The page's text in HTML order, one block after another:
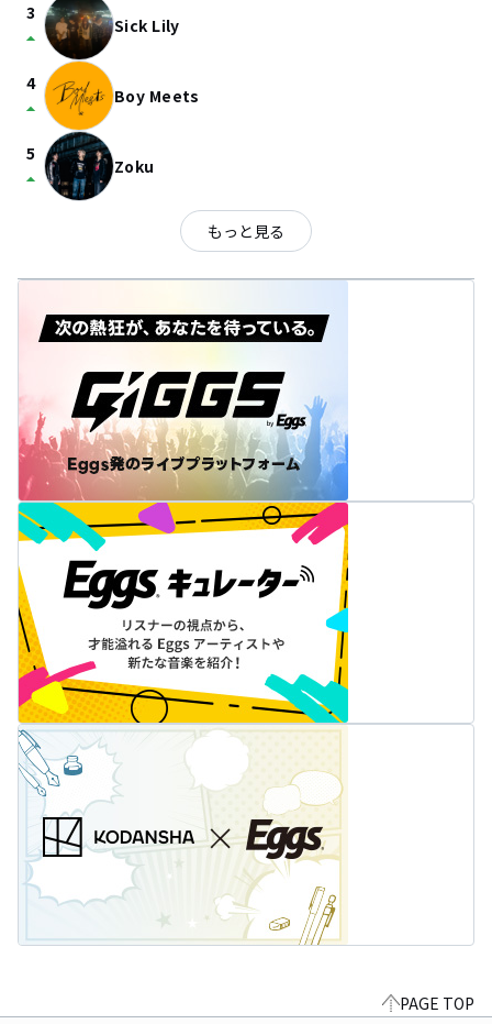
3
arrow_drop_up Sick Lily
4
arrow_drop_up Boy Meets
5
arrow_drop_up Zoku
もっと見る
PAGE TOP